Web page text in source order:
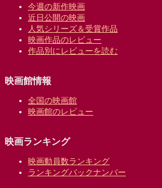
今週の新作映画
近日公開の映画
人気シリーズ＆受賞作品
映画作品のレビュー
作品別にレビューを読む
映画館情報
全国の映画館
映画館のレビュー
映画ランキング
映画動員数ランキング
ランキングバックナンバー